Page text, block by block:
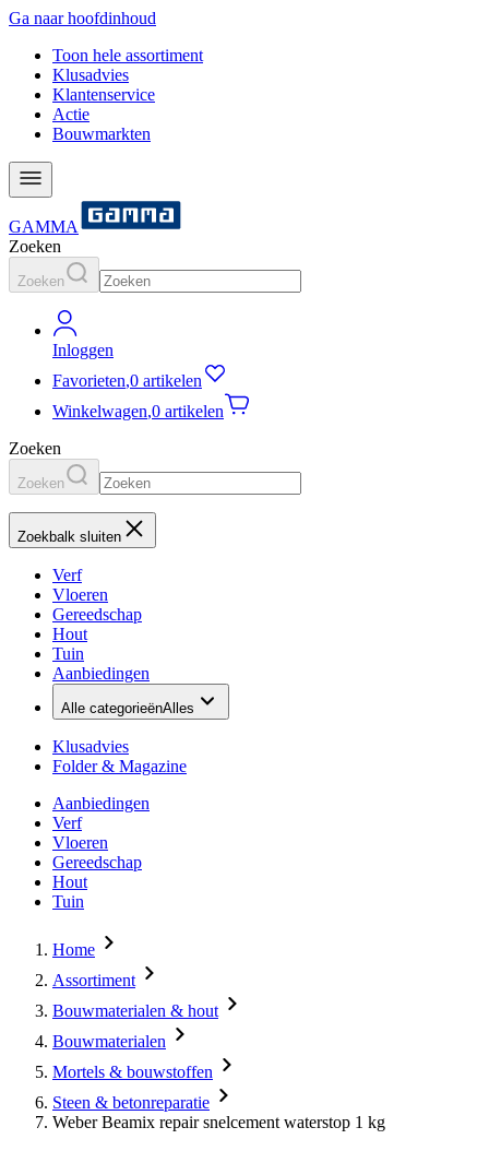
Ga naar hoofdinhoud
Toon hele assortiment
Klusadvies
Klantenservice
Actie
Bouwmarkten
GAMMA
Zoeken
Zoeken
Inloggen
Favorieten,0 artikelen
Winkelwagen,0 artikelen
Zoeken
Zoeken
Zoekbalk sluiten
Verf
Vloeren
Gereedschap
Hout
Tuin
Aanbiedingen
Alle categorieënAlles
Klusadvies
Folder & Magazine
Aanbiedingen
Verf
Vloeren
Gereedschap
Hout
Tuin
Home
Assortiment
Bouwmaterialen & hout
Bouwmaterialen
Mortels & bouwstoffen
Steen & betonreparatie
Weber Beamix repair snelcement waterstop 1 kg